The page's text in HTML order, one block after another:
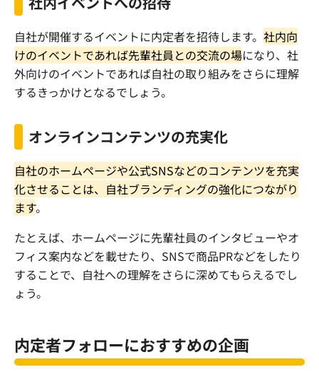
自社が開催するイベントに内定者を招待します。 社内向
けのイベントであれば先輩社員との交流の場になり、社
外向けのイベントであれば自社の取り組みをさらに理解
するきっかけとなるでしょう。
オンラインコンテンツの充実化
自社のホームページや公式SNSなどのコンテンツを充実
化させることは、自社ブランディングの強化につながり
ます。
たとえば、ホームページに先輩社員のインタビューやオ
フィス案内などを載せたり、SNSで商品PRなどをしたり
することで、自社への理解をさらに深めてもらえるでし
ょう。
内定者フォローにおすすめの企画